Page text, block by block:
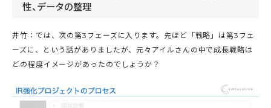
性、データの整理
井竹：では、次の第3フェーズに入ります。先ほど「戦略」は第3フェ
ーズに、という話がありましたが、元々アイルさんの中で成長戦略は
どの程度イメージがあったのでしょうか？